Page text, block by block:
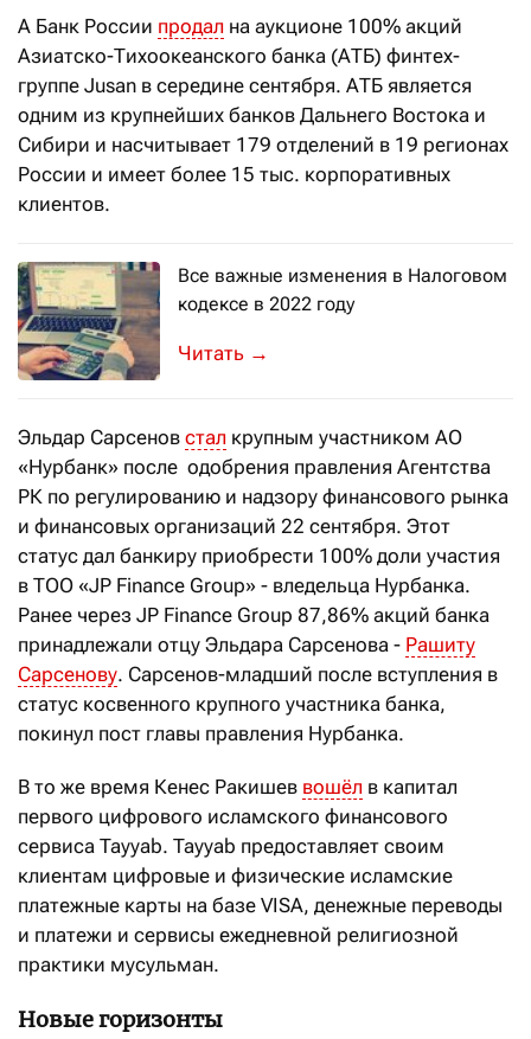
А Банк России продал на аукционе 100% акций
Азиатско-Тихоокеанского банка (АТБ) финтех-
группе Jusan в середине сентября. АТБ является
одним из крупнейших банков Дальнего Востока и
Сибири и насчитывает 179 отделений в 19 регионах
России и имеет более 15 тыс. корпоративных
клиентов.
Все важные изменения в Налоговом
кодексе в 2022 году
В налоговое законодательство
→
Эльдар Сарсенов стал крупным участником АО
«Нурбанк» после одобрения правления Агентства
РК по регулированию и надзору финансового рынка
и финансовых организаций 22 сентября. Этот
статус дал банкиру приобрести 100% доли участия
в ТОО «JP Finance Group» - вледельца Нурбанка.
Ранее через JP Finance Group 87,86% акций банка
принадлежали отцу Эльдара Сарсенова - Рашиту
Сарсенову. Сарсенов-младший после вступления в
статус косвенного крупного участника банка,
покинул пост главы правления Нурбанка.
В то же время Кенес Ракишев вошёл в капитал
первого цифрового исламского финансового
сервиса Tayyab. Tayyab предоставляет своим
клиентам цифровые и физические исламские
платежные карты на базе VISA, денежные переводы
и платежи и сервисы ежедневной религиозной
практики мусульман.
Новые горизонты